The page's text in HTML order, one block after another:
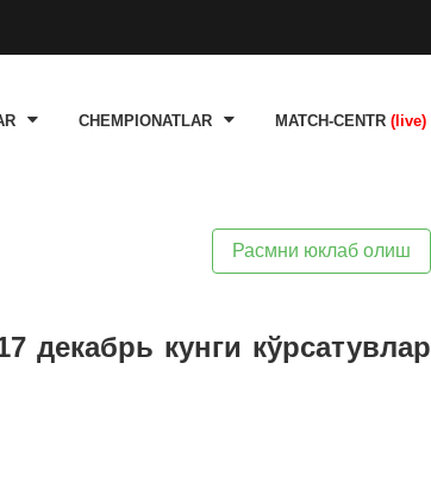
CHEMPIONATLAR MATCH-CENTR (live)
Расмни юклаб олиш
декабрь кунги кўрсатувлар